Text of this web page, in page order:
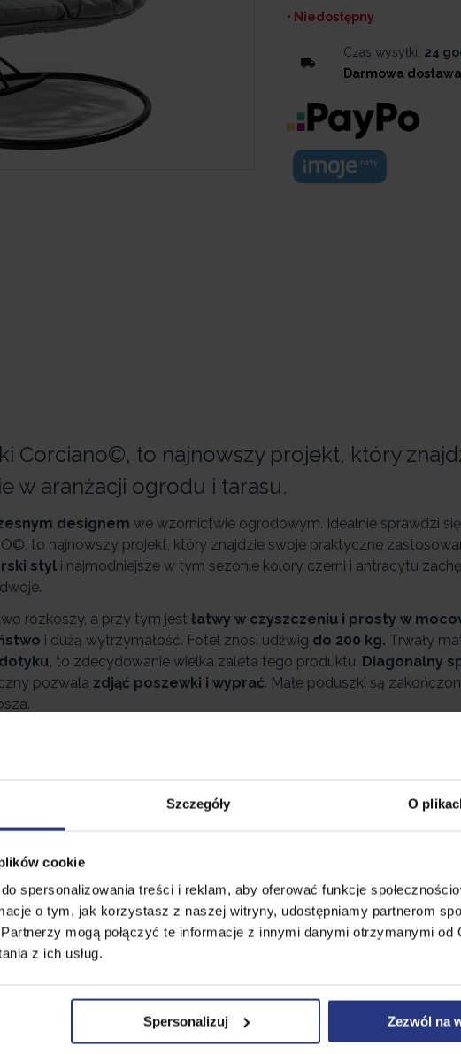
Szczegóły O
cookie
spersonalizowania treści i reklam, aby oferować funkcje
o tym, jak korzystasz z naszej witryny, udostępniamy partnerom
mogą połączyć te informacje z innymi danymi otrzymanymi od
z ich usług.
Spersonalizuj Zezwól na
• Niedostępny
Czas wysyłki: 24
Darmowa dostawa
Corciano©, to najnowszy projekt, który
w aranżacji ogrodu i tarasu.
designem we wzornictwie ogrodowym. Idealnie sprawdzi
to najnowszy projekt, który znajdzie swoje praktyczne
styl i najmodniejsze w tym sezonie kolory czerni i antracytu
rozkoszy, a przy tym jest łatwy w czyszczeniu i prosty w
i dużą wytrzymałość. Fotel znosi udźwig do 200 kg. Trwały
to zdecydowanie wielka zaleta tego produktu. Diagonalny
pozwala zdjąć poszewki i wyprać. Małe poduszki są
koją oko w dużym i małym wnętrzu ogrodowym. Corciano© nada
się poduszki, stelaż, hak orazkosz ze splotu
wiarygodną informację o produkcie.